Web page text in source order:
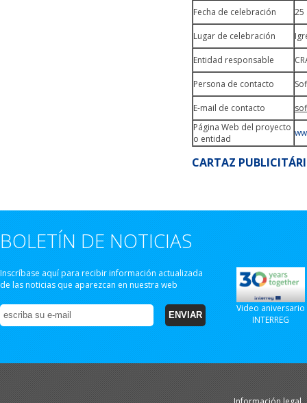
Fecha de celebración
25
Lugar de celebración
Entidad responsable
Persona de contacto
E-mail de contacto
Página Web del proyecto
o entidad
CARTAZ
BOLETÍN DE NOTICIAS
Inscríbase aquí para recibir información actualizada
de las noticias que aparezcan en nuestra web
Video aniversario
INTERREG